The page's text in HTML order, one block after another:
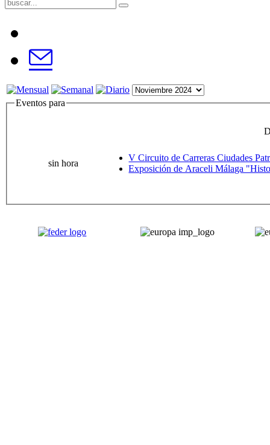
Eventos para
sin hora
V Circuito de Carreras Ciudades
Exposición de Araceli Málaga